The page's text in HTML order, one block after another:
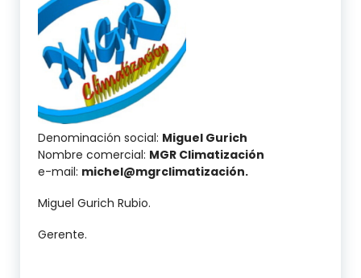
Denominación social: Miguel Gurich
Nombre comercial: MGR Climatización
e-mail: michel@mgrclimatización.
Miguel Gurich Rubio.
Gerente.